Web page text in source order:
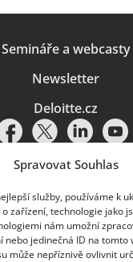
Spravovat Souhlas
služby, používáme k
zařízení, technologie jako
nám umožní
nebo jedinečná ID na tomto
může nepříznivě ovlivnit
Semináře a webcasty
Newsletter
Deloitte.cz
osobních údajů|
najdete vPravidlech